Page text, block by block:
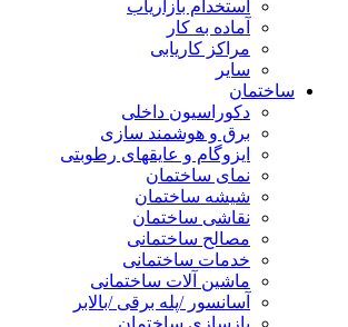
استخدام بازاریاب
آماده به کار
مراکز کاریابی
سایر
ساختمان
دکوراسیون داخلی
برق و هوشمند سازی
ایزوگام و عایقهای رطوبتی
نمای ساختمان
شیشه ساختمان
نقاشی ساختمان
مصالح ساختمانی
خدمات ساختمانی
ماشین آلات ساختمانی
آسانسور /پله برقی /بالابر